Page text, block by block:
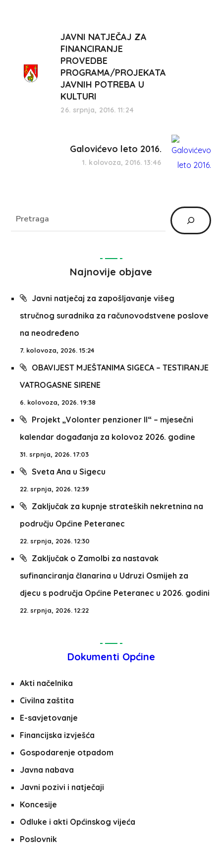
JAVNI NATJEČAJ ZA
FINANCIRANJE
PROVEDBE
PROGRAMA/PROJEKATA
JAVNIH POTREBA U
KULTURI
26. srpnja, 2016. 11:24
Galovićevo leto 2016.
1. kolovoza, 2016. 13:46
Najnovije objave
Javni natječaj za zapošljavanje višeg
stručnog suradnika za računovodstvene poslove
na neodređeno
7. kolovoza, 2026. 15:24
OBAVIJEST MJEŠTANIMA SIGECA – TESTIRANJE
VATROGASNE SIRENE
6. kolovoza, 2026. 19:38
Projekt „Volonter penzioner II“ – mjesečni
kalendar događanja za kolovoz 2026. godine
31. srpnja, 2026. 17:03
Sveta Ana u Sigecu
22. srpnja, 2026. 12:39
Zaključak za kupnje strateških nekretnina na
području Općine Peteranec
22. srpnja, 2026. 12:30
Zaključak o Zamolbi za nastavak
sufinanciranja članarina u Udruzi Osmijeh za
djecu s područja Općine Peteranec u 2026. godini
22. srpnja, 2026. 12:22
Dokumenti Općine
Akti načelnika
Civilna zaštita
E-savjetovanje
Financijska izvješća
Gospodarenje otpadom
Javna nabava
Javni pozivi i natječaji
Koncesije
Odluke i akti Općinskog vijeća
Poslovnik